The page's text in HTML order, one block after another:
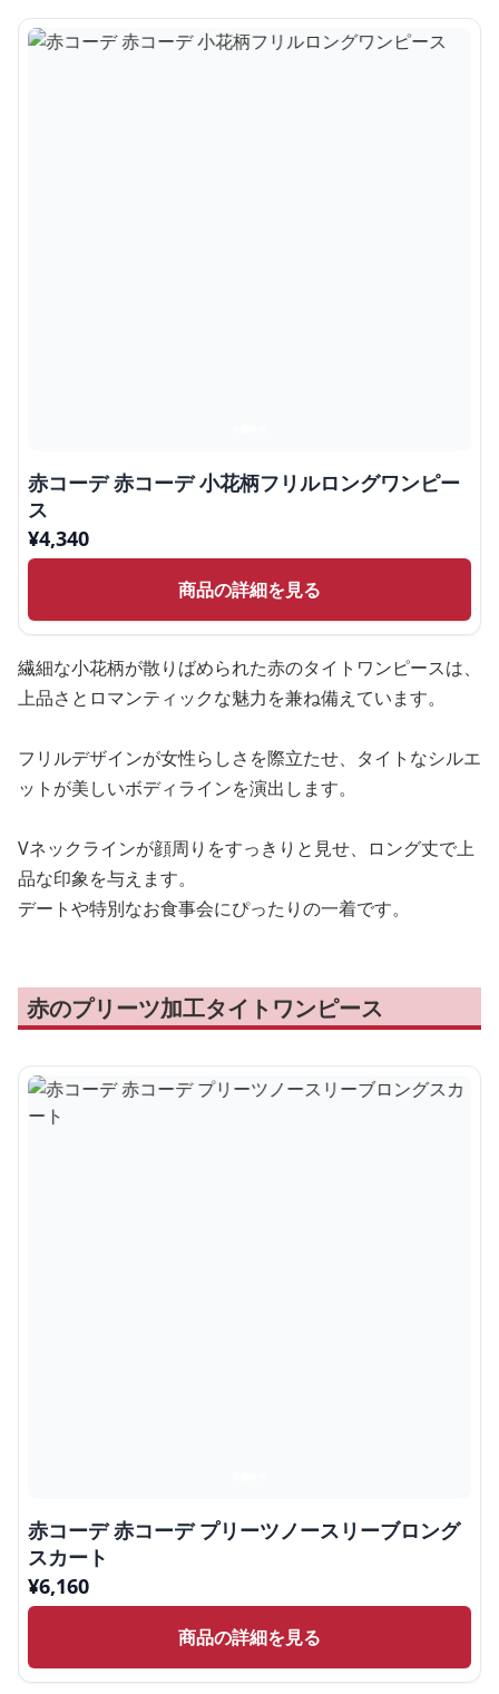
赤コーデ 赤コーデ 小花柄フリルロングワンピー
ス
¥4,340
商品の詳細を見る
繊細な小花柄が散りばめられた赤のタイトワンピースは、
上品さとロマンティックな魅力を兼ね備えています。
フリルデザインが女性らしさを際立たせ、タイトなシルエ
ットが美しいボディラインを演出します。
Vネックラインが顔周りをすっきりと見せ、ロング丈で上
品な印象を与えます。
デートや特別なお食事会にぴったりの一着です。
赤のプリーツ加工タイトワンピース
赤コーデ 赤コーデ プリーツノースリーブロング
スカート
¥6,160
商品の詳細を見る